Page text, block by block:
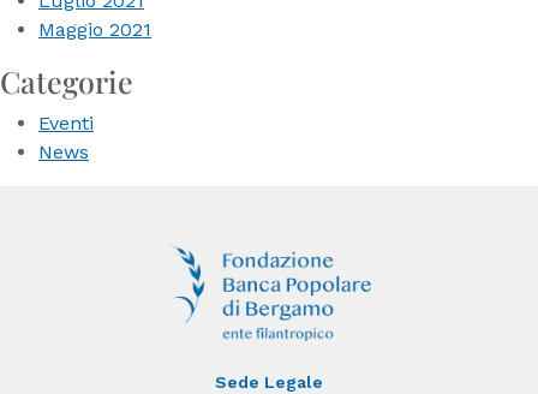
Maggio 2021
Categorie
Eventi
News
Sede Legale